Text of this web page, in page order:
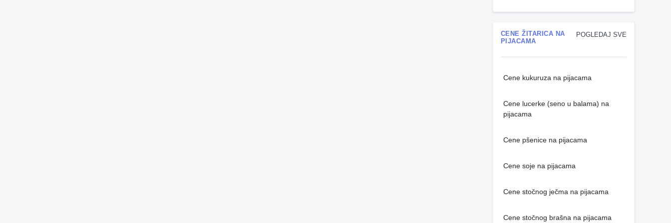
POGLEDAJ SVE
CENE ŽITARICA NA
PIJACAMA
Cene kukuruza na pijacama
Cene lucerke (seno u balama) na
pijacama
Cene pšenice na pijacama
Cene soje na pijacama
Cene stočnog ječma na pijacama
Cene stočnog brašna na pijacama